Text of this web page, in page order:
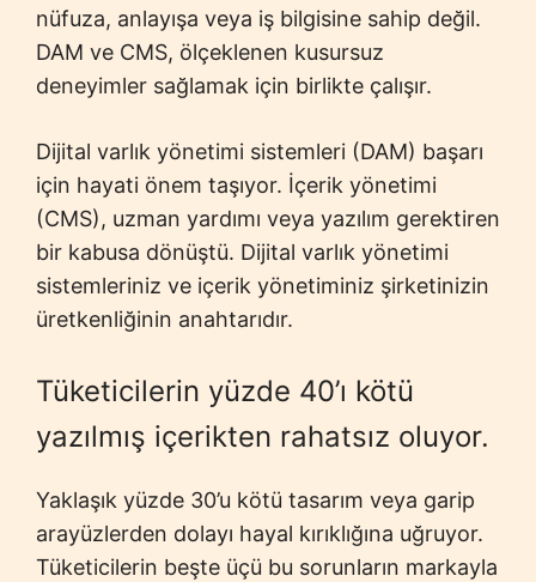
nüfuza, anlayışa veya iş bilgisine sahip değil.
DAM ve CMS, ölçeklenen kusursuz
deneyimler sağlamak için birlikte çalışır.
Dijital varlık yönetimi sistemleri (DAM) başarı
için hayati önem taşıyor. İçerik yönetimi
(CMS), uzman yardımı veya yazılım gerektiren
bir kabusa dönüştü. Dijital varlık yönetimi
sistemleriniz ve içerik yönetiminiz şirketinizin
üretkenliğinin anahtarıdır.
Tüketicilerin yüzde 40’ı kötü
yazılmış içerikten rahatsız oluyor.
Yaklaşık yüzde 30’u kötü tasarım veya garip
arayüzlerden dolayı hayal kırıklığına uğruyor.
Tüketicilerin beşte üçü bu sorunların markayla